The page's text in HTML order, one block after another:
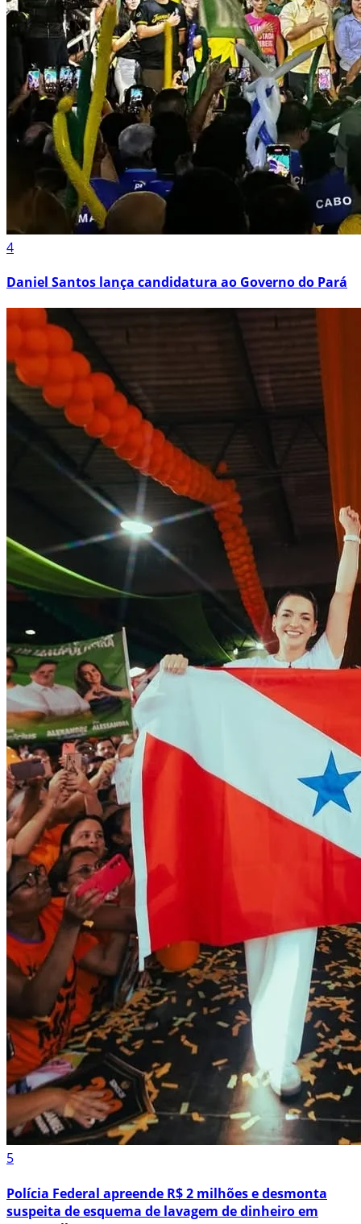
4
Daniel Santos lança candidatura ao Governo do Pará
5
Polícia Federal apreende R$ 2 milhões e desmonta
suspeita de esquema de lavagem de dinheiro em